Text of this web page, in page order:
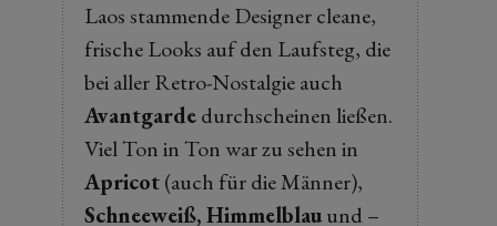
Laos stammende Designer cleane,
frische Looks auf den Laufsteg, die
bei aller Retro-Nostalgie auch
Avantgardedurchscheinen ließen.
Viel Ton in Ton war zu sehen in
Apricot(auch für die Männer),
Schneeweiß, Himmelblauund –